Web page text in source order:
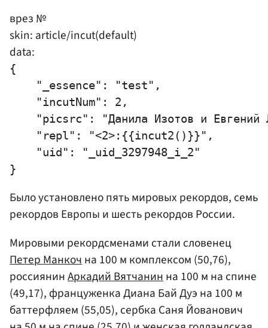
врез №
skin: article/incut(default)
data:
{
    "_essence": "test",
    "incutNum": 2,
"picsrc": "Данила Изотов и Евгений
    "repl": "<2>:{{incut2()}}",
    "uid": "_uid_3297948_i_2"
Было установлено пять мировых рекордов, семь
рекордов Европы и шесть рекордов России.
Мировыми рекордсменами стали словенец
Петер Манкочна 100 м комплексом (50,76),
россиянинАркадий Вятчанинна 100 м на спине
(49,17), француженка Диана Бай Дуэ на 100 м
баттерфляем (55,05), сербка Саня Йованович